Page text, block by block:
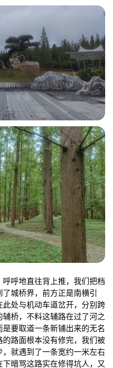
呼地直往背上推，我们把档
城桥界，前方正是南横引
处与机动车道岔开，分别跨
桥，不料这辅路在过了河之
要取道一条新铺出来的无名
路面根本没有修完，我们被
就遇到了一条宽约一米左右
暗骂这路实在修得坑人，又
跨过这道坎，就只粗粗地扫
不多干了，也不多想，推起
在下的左腿瞬间吞没。